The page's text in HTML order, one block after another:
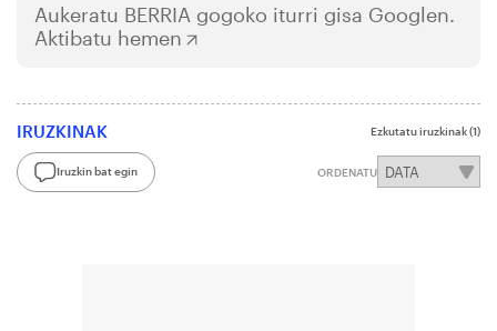
Aukeratu BERRIA gogoko iturri gisa Googlen.
Aktibatu hemen
IRUZKINAK Ezkutatu iruzkinak(1)
Iruzkin bat egin ORDENATU